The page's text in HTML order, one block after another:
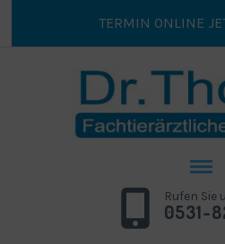
TERMIN ONLINE
Rufen Sie
0531-